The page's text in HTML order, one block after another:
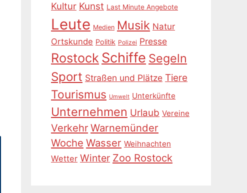
Kultur Kunst Last Minute Angebote
Leute Medien Musik Natur
Ortskunde Politik Polizei Presse
Rostock Schiffe Segeln
Sport Straßen und Plätze Tiere
Tourismus Umwelt Unterkünfte
Unternehmen Urlaub Vereine
Verkehr Warnemünder
Woche Wasser Weihnachten
Wetter Winter Zoo Rostock